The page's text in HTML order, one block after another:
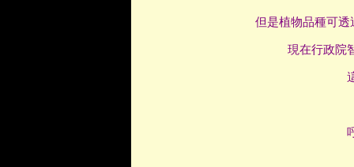
但是植物品種可透
現在行政院